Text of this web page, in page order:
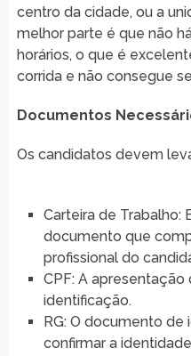
centro da cidade, ou a
melhor parte é que não
horários, o que é
corrida e não consegue
Documentos
Os candidatos devem
Carteira de Trabalho:
documento que
profissional do
CPF: A
identificação.
RG: O documento de
confirmar a